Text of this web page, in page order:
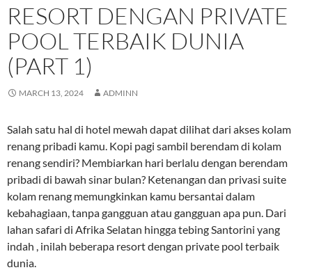
RESORT DENGAN PRIVATE
POOL TERBAIK DUNIA
(PART 1)
MARCH 13, 2024 ADMINN
Salah satu hal di hotel mewah dapat dilihat dari akses kolam
renang pribadi kamu. Kopi pagi sambil berendam di kolam
renang sendiri? Membiarkan hari berlalu dengan berendam
pribadi di bawah sinar bulan? Ketenangan dan privasi suite
kolam renang memungkinkan kamu bersantai dalam
kebahagiaan, tanpa gangguan atau gangguan apa pun. Dari
lahan safari di Afrika Selatan hingga tebing Santorini yang
indah , inilah beberapa resort dengan private pool terbaik
dunia.